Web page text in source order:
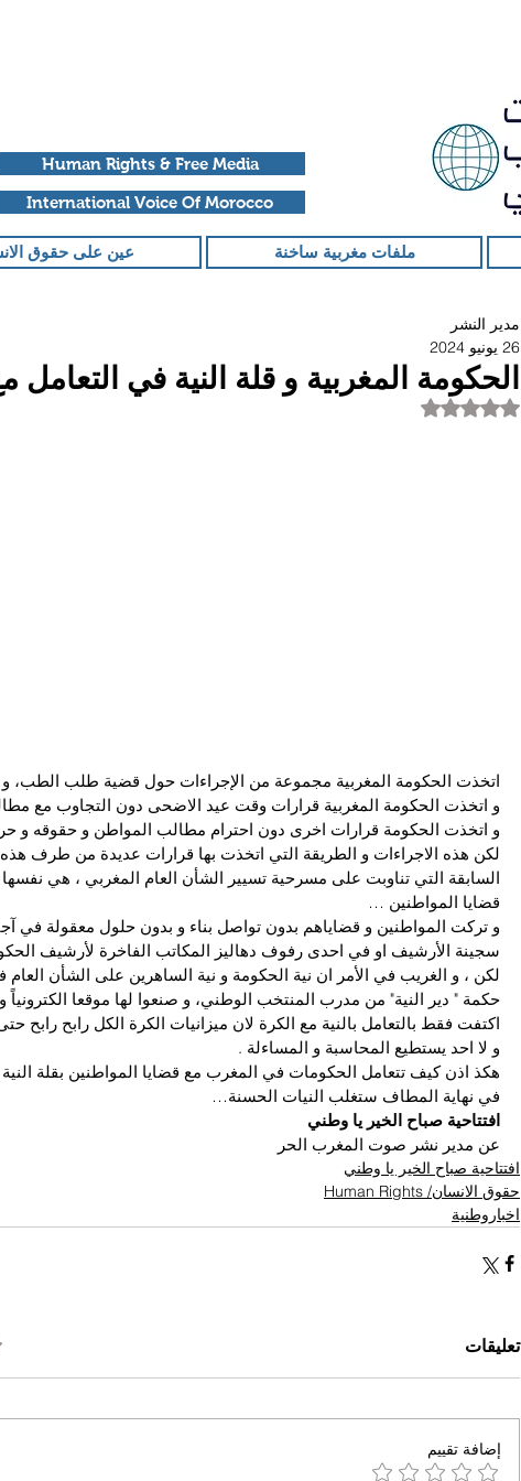
Human Rights & Free Media
International Voice Of Morocco
ملفات مغربية ساخنة عين على حقوق
الحكومة المغربية و قلة النية في التعامل
مدير النشر
26 يونيو 2024
تم التقييم بـ ليس رقمًا من أصل 5 نجوم.
اتخذت الحكومة المغربية مجموعة من الإجراءات حول قضية طلب الطب،
و اتخذت الحكومة المغربية قرارات وقت عيد الاضحى دون التجاوب مع
و اتخذت الحكومة قرارات اخرى دون احترام مطالب المواطن و حقوقه و
لكن هذه الاجراءات و الطريقة التي اتخذت بها قرارات عديدة من طرف
السابقة التي تناوبت على مسرحية تسيير الشأن العام المغربي ، هي
قضايا المواطنين …
و تركت المواطنين و قضاياهم بدون تواصل بناء و بدون حلول معقولة في
سجينة الأرشيف او في احدى رفوف دهاليز المكاتب الفاخرة لأرشيف
لكن ، و الغريب في الأمر ان نية الحكومة و نية الساهرين على الشأن
حكمة " دير النية" من مدرب المنتخب الوطني، و صنعوا لها موقعا
اكتفت فقط بالتعامل بالنية مع الكرة لان ميزانيات الكرة الكل رابح رابح
و لا احد يستطيع المحاسبة و المساءلة .
هكذ اذن كيف تتعامل الحكومات في المغرب مع قضايا المواطنين بقلة النية
في نهاية المطاف ستغلب النيات الحسنة…
افتتاحية صباح الخير يا وطني
عن مدير نشر صوت المغرب الحر
افتتاحية صباح الخير يا وطني
حقوق الانسان/ Human Rights
اخباروطنية
تعليقات
إضافة تقييم